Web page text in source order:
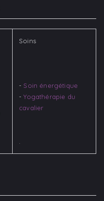
Soins
- Soin énergétique
-Yogathérapie du
cavalier​